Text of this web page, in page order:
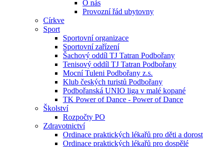
O nás
Provozní řád ubytovny
Církve
Sport
Sportovní organizace
Sportovní zařízení
Šachový oddíl TJ Tatran Podbořany
Tenisový oddíl TJ Tatran Podbořany
Mocní Tuleni Podbořany z.s.
Klub českých turistů Podbořany
Podbořanská UNIO liga v malé kopané
TK Power of Dance - Power of Dance
Školství
Rozpočty PO
Zdravotnictví
Ordinace praktických lékařů pro děti a dorost
Ordinace praktických lékařů pro dospělé